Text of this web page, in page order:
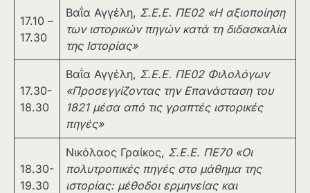
17.10 –
17.30
Βαΐα Αγγέλη, Σ.Ε.Ε. ΠΕ02 «Η αξιοποίηση
των ιστορικών πηγών κατά τη διδασκαλία
της Ιστορίας»
17.30-
18.30
Βαΐα Αγγέλη, Σ.Ε.Ε. ΠΕ02 Φιλολόγων
«Προσεγγίζοντας την Επανάσταση του
1821 μέσα από τις γραπτές ιστορικές
πηγές»
18.30-
19.30
Νικόλαος Γραίκος, Σ.Ε.Ε. ΠΕ70 «Οι
πολυτροπικές πηγές στο μάθημα της
ιστορίας: μέθοδοι ερμηνείας και